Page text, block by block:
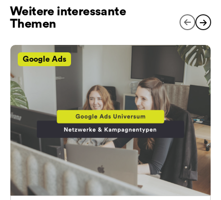
Weitere interessante
Themen
Google Ads